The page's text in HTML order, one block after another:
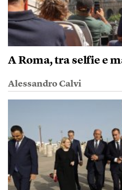
A Roma, tra selfie e
Alessandro Calvi